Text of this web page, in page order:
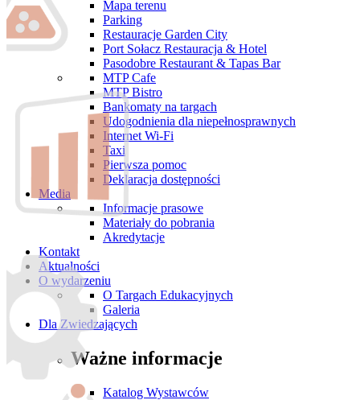
Mapa terenu
Parking
Restauracje Garden City
Port Sołacz Restauracja & Hotel
Pasodobre Restaurant & Tapas Bar
MTP Cafe
MTP Bistro
Bankomaty na targach
Udogodnienia dla niepełnosprawnych
Internet Wi-Fi
Taxi
Pierwsza pomoc
Deklaracja dostępności
Media
Informacje prasowe
Materiały do pobrania
Akredytacje
Kontakt
Aktualności
O wydarzeniu
O Targach Edukacyjnych
Galeria
Dla Zwiedzających
Ważne informacje
Katalog Wystawców